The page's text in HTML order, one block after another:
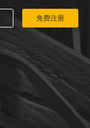
免费注册